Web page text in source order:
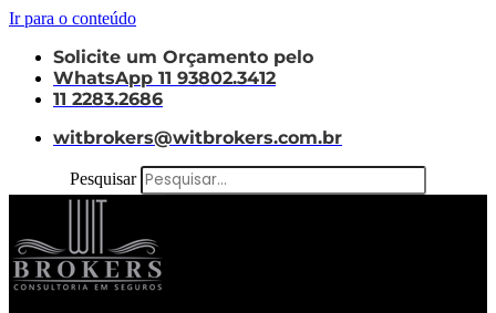
Ir para o conteúdo
Solicite um Orçamento pelo
WhatsApp 11 93802.3412
11 2283.2686
witbrokers@witbrokers.com.br
Pesquisar